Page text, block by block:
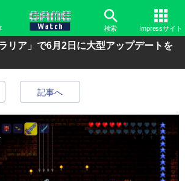
検索 Impressサイト
リア」で6月2日に大型アップデートを
記事へ